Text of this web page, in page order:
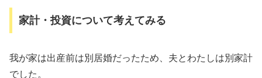
家計・投資について考えてみる
我が家は出産前は別居婚だったため、夫とわたしは別家計
でした。